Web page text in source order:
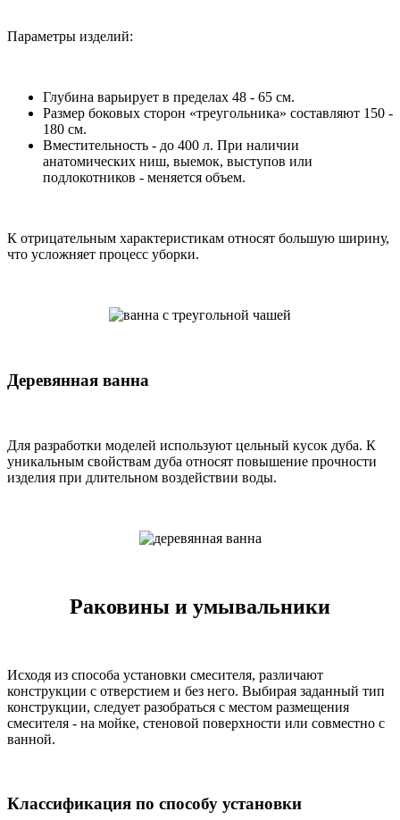
Параметры изделий:
Глубина варьирует в пределах 48 - 65 см.
Размер боковых сторон «треугольника» составляют 150 -
180 см.
Вместительность - до 400 л. При наличии
анатомических ниш, выемок, выступов или
подлокотников - меняется объем.
К отрицательным характеристикам относят большую ширину,
что усложняет процесс уборки.
Деревянная ванна
Для разработки моделей используют цельный кусок дуба. К
уникальным свойствам дуба относят повышение прочности
изделия при длительном воздействии воды.
Раковины и умывальники
Исходя из способа установки смесителя, различают
конструкции с отверстием и без него. Выбирая заданный тип
конструкции, следует разобраться с местом размещения
смесителя - на мойке, стеновой поверхности или совместно с
ванной.
Классификация по способу установки